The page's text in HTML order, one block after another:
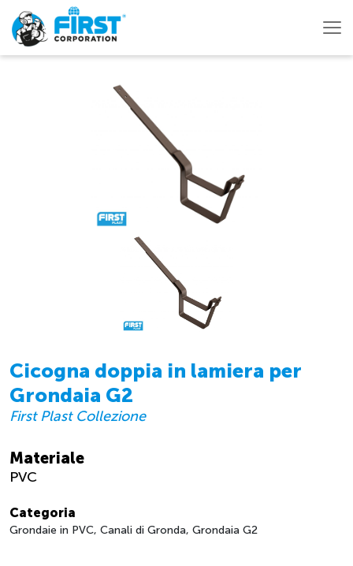
Cicogna doppia in lamiera per
Grondaia G2
First Plast Collezione
Materiale
PVC
Categoria
Grondaie in PVC, Canali di Gronda, Grondaia G2